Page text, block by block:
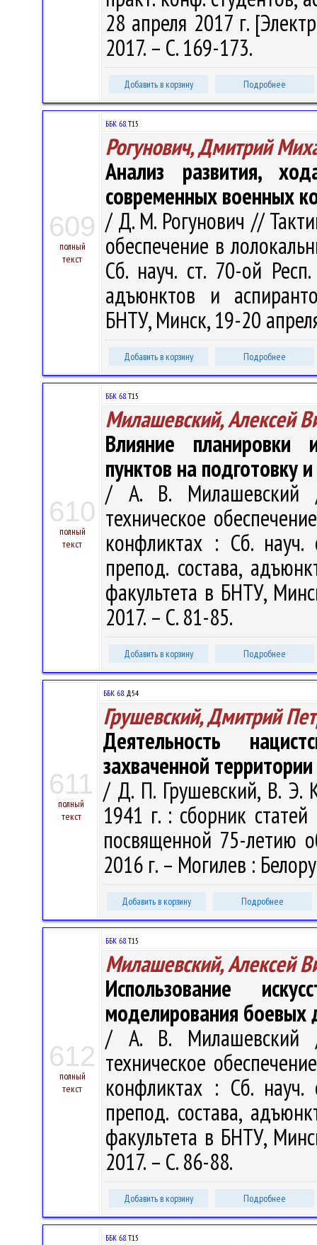
28 апреля 2017 г.
2017. – С. 169-173.
Добавить в корзину Подробнее
609
полный
текст
ББК 68.Т15
Рогунович, Дмитрий
Анализ развития,
современных военных
/ Д. М. Рогунович //
обеспечение в
Сб. науч. ст. 70-ой
адъюнктов и
БНТУ, Минск, 19-20
Добавить в корзину Подробнее
610
полный
текст
ББК 68.Т15
Милашевский, Алексей
Влияние планировки
пунктов на подготовку
/ А. В. Милашевский
техническое
конфликтах : Сб. науч.
препод. состава,
факультета в БНТУ,
2017. – С. 81-85.
Добавить в корзину Подробнее
611
полный
текст
ББК 68.Д54
Грушевский, Дмитрий
Деятельность
захваченной
/ Д. П. Грушевский, В. Э.
1941 г. : сборник
посвященной 75-летию
2016 г. – Могилев :
Добавить в корзину Подробнее
612
полный
текст
ББК 68.Т15
Милашевский, Алексей
Использование
моделирования боевых
/ А. В. Милашевский
техническое
конфликтах : Сб. науч.
препод. состава,
факультета в БНТУ,
2017. – С. 86-88.
Добавить в корзину Подробнее
ББК 68.Т15